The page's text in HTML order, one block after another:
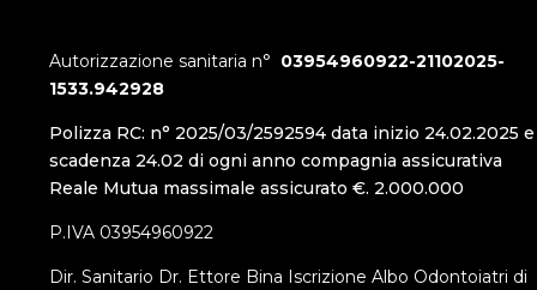
Autorizzazione sanitaria n° 03954960922-21102025-
1533.942928
Polizza RC: n° 2025/03/2592594 data inizio 24.02.2025 e
scadenza 24.02 di ogni anno compagnia assicurativa
Reale Mutua massimale assicurato €. 2.000.000
P.IVA 03954960922
Dir. Sanitario Dr. Ettore Bina Iscrizione Albo Odontoiatri di